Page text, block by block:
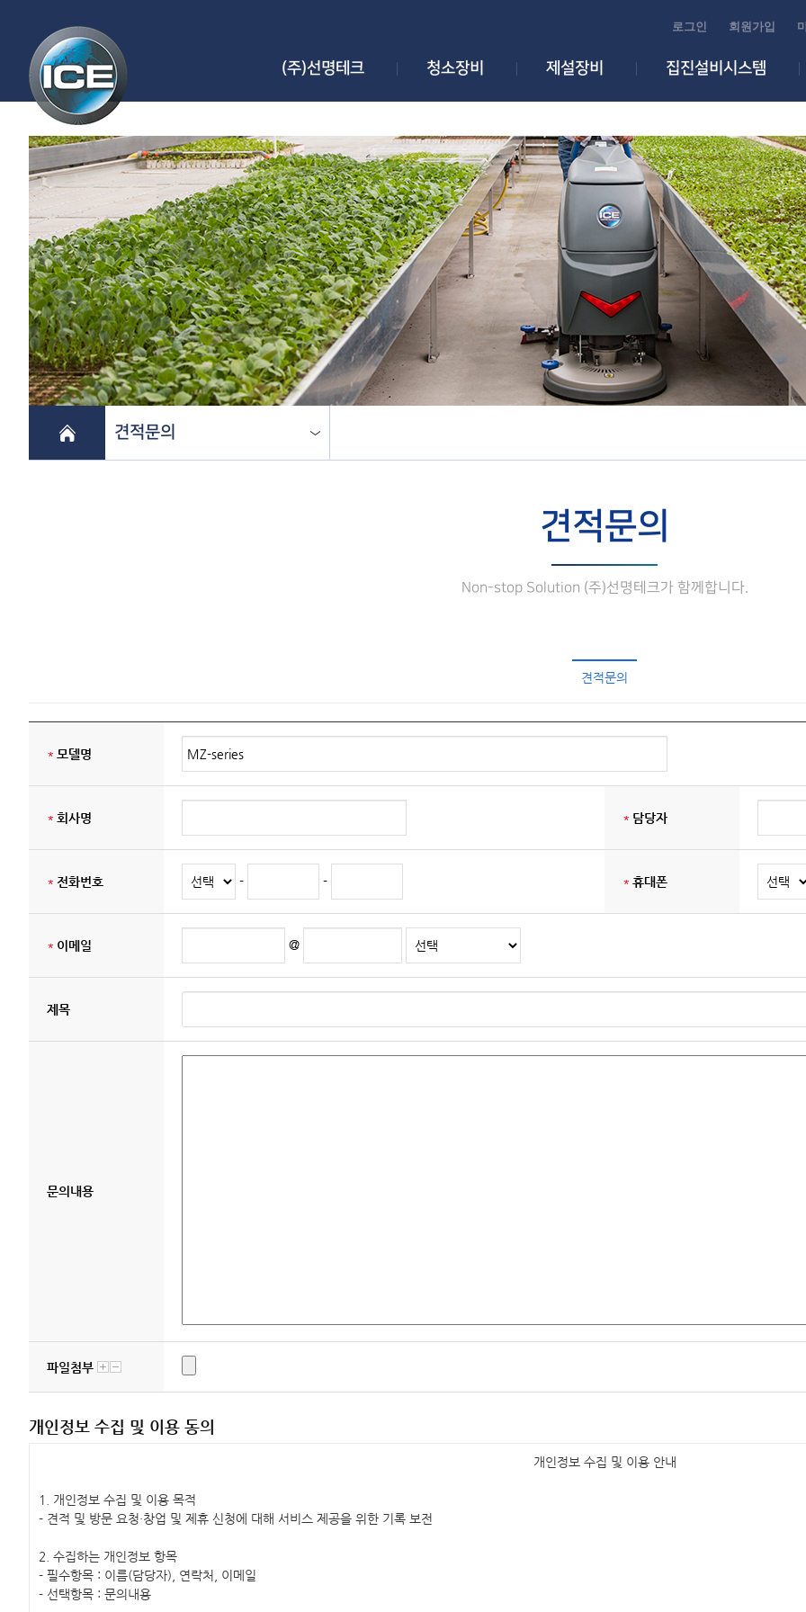
로그인
회원가입
(주)선명테크 청소장비 제설장비 집진설비시스템
견적문의
견적문의
Non-stop Solution (주)선명테크가 함께합니다.
견적문의
* 모델명
* 회사명 * 담당자
* 전화번호 - - * 휴대폰
* 이메일 @
제목
문의내용
파일첨부
개인정보 수집 및 이용 동의
개인정보 수집 및 이용 안내
1. 개인정보 수집 및 이용 목적
- 견적 및 방문 요청·창업 및 제휴 신청에 대해 서비스 제공을 위한 기록 보전
2. 수집하는 개인정보 항목
- 필수항목 : 이름(담당자), 연락처, 이메일
- 선택항목 : 문의내용